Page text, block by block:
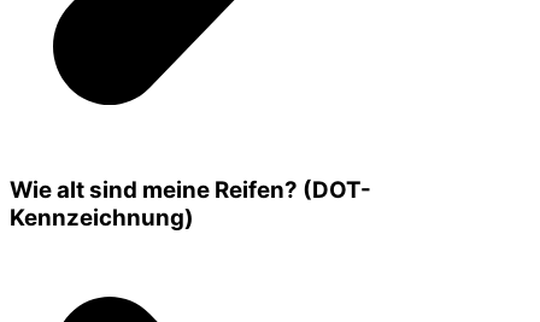
Wie alt sind meine Reifen? (DOT-
Kennzeichnung)